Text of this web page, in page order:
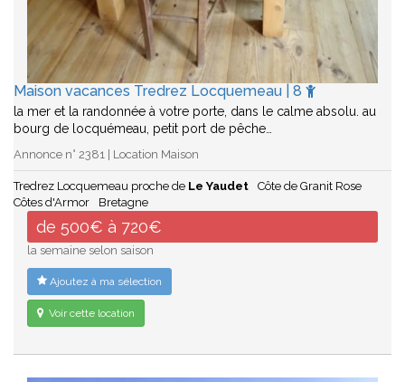
Maison vacances Tredrez Locquemeau | 8
la mer et la randonnée à votre porte, dans le calme absolu. au
bourg de locquémeau, petit port de pêche…
Annonce n° 2381 | Location Maison
Tredrez Locquemeau proche de Le Yaudet
Côte de Granit Rose
Côtes d'Armor
Bretagne
de 500€ à 720€
la semaine selon saison
Ajoutez à ma sélection
Voir cette location